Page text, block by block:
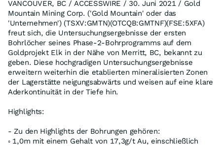
VANCOUVER, BC / ACCESSWIRE / 30. Juni 2021 / Gold
Mountain Mining Corp. ('Gold Mountain' oder das
'Unternehmen') (TSXV:GMTN)(OTCQB:GMTNF)(FSE:5XFA)
freut sich, die Untersuchungsergebnisse der ersten
Bohrlöcher seines Phase-2-Bohrprogramms auf dem
Goldprojekt Elk in der Nähe von Merritt, BC, bekannt zu
geben. Diese hochgradigen Untersuchungsergebnisse
erweitern weiterhin die etablierten mineralisierten Zonen
der Lagerstätte neigungsabwärts und weisen auf eine klare
Aderkontinuität in der Tiefe hin.
Highlights:
- Zu den Highlights der Bohrungen gehören:
◦ 1,0m mit einem Gehalt von 17,3g/t Au, einschließlich